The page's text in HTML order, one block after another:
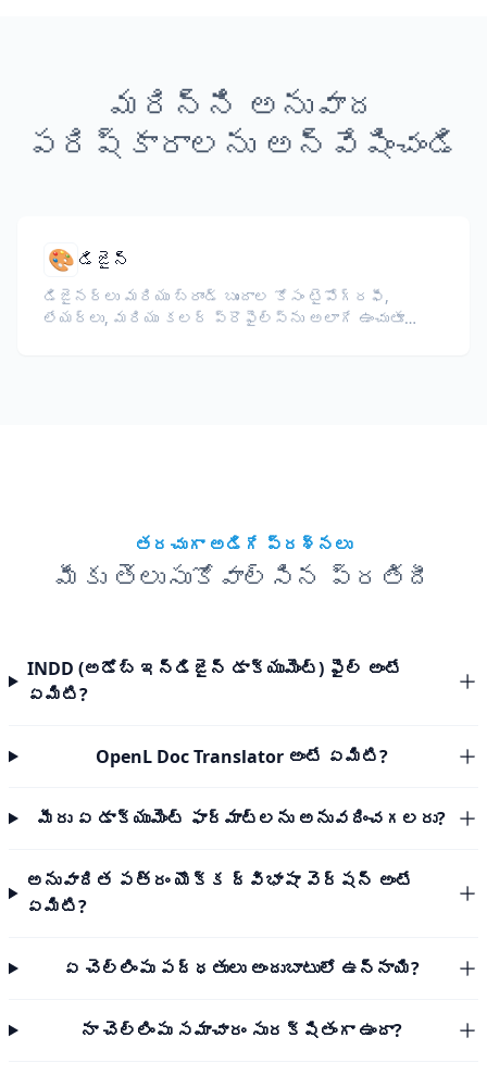
మరిన్ని అనువాద
పరిష్కారాలను అన్వేషించండి
🎨 డిజైన్
డిజైనర్లు మరియు బ్రాండ్ బృందాల కోసం టైపోగ్రఫీ,
లేయర్లు, మరియు కలర్ ప్రొఫైల్స్‌ను అలాగే ఉంచుతూ
తరచుగా అడిగే ప్రశ్నలు
మీకు తెలుసుకోవాల్సిన ప్రతిదీ
INDD (అడోబ్ ఇన్‌డిజైన్ డాక్యుమెంట్) ఫైల్ అంటే
ఏమిటి?
OpenL Doc Translator అంటే ఏమిటి?
మీరు ఏ డాక్యుమెంట్ ఫార్మాట్‌లను అనువదించగలరు?
అనువాదిత పత్రం యొక్క ద్విభాషా వెర్షన్ అంటే
ఏమిటి?
ఏ చెల్లింపు పద్ధతులు అందుబాటులో ఉన్నాయి?
నా చెల్లింపు సమాచారం సురక్షితంగా ఉందా?